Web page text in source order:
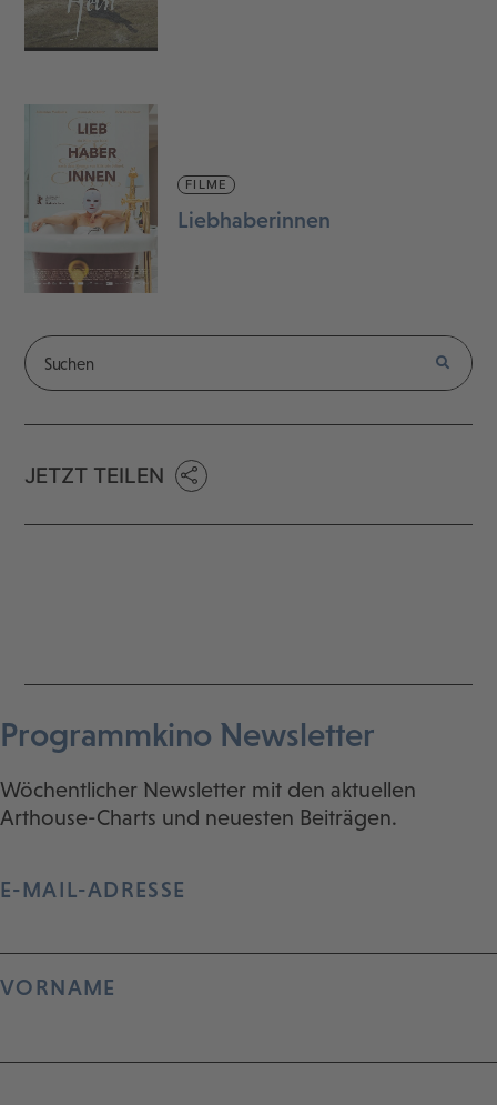
FILME
Liebhaberinnen
JETZT TEILEN
Programmkino Newsletter
Wöchentlicher Newsletter mit den aktuellen
Arthouse-Charts und neuesten Beiträgen.
E-MAIL-ADRESSE
VORNAME